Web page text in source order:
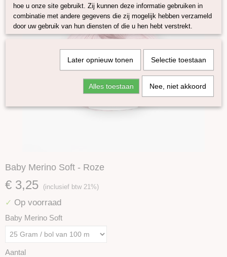
Baby Merino Soft - Roze
€ 3,25 (inclusief btw 21%)
✓ Op voorraad
Baby Merino Soft
Aantal
hoe u onze site gebruikt. Zij kunnen deze informatie gebruiken in
combinatie met andere gegevens die zij mogelijk hebben verzameld
door uw gebruik van hun diensten of die u hen hebt verstrekt.
Later opnieuw tonen Selectie toestaan
Alles toestaan Nee, niet akkoord